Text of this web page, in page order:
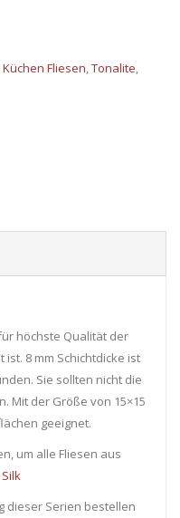
Küchen Fliesen,Tonalite,
höchste Qualität der
8 mm Schichtdicke ist
Sie sollten nicht die
Mit der Größe von 15×15
geeignet.
um alle Fliesen ​​aus
dieser Serien bestellen